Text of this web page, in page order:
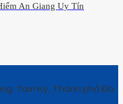
An Giang Uy Tín
Tam Kỳ, Thành phố Đà